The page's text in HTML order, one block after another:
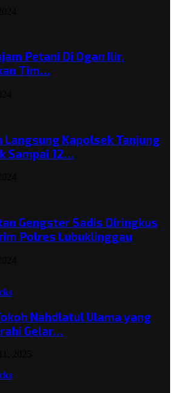
Petani Di Ogan Ilir,
Tim…
Langsung Kapolsek Tanjung
Sampai 12…
Gengster Sadis Diringkus
Polres Lubuklinggau
Nahdlatul Ulama yang
Gelar…